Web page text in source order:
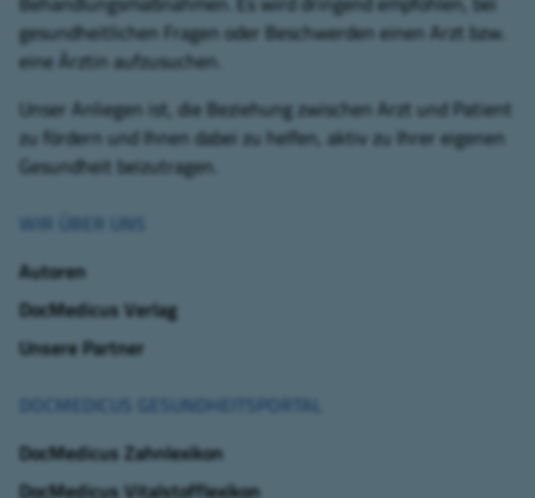
gesundheitlichen Fragen oder Beschwerden einen Arzt bzw.
eine Ärztin aufzusuchen.
Unser Anliegen ist, die Beziehung zwischen Arzt und Patient
zu fördern und Ihnen dabei zu helfen, aktiv zu Ihrer eigenen
Gesundheit beizutragen.
WIR ÜBER UNS
Autoren
DocMedicus Verlag
Unsere Partner
DOCMEDICUS GESUNDHEITSPORTAL
DocMedicus Zahnlexikon
DocMedicus Vitalstofflexikon